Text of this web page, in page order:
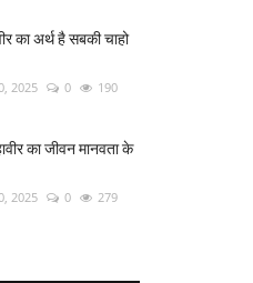
का अर्थ है सबकी चाहो
2025 0 190
का जीवन मानवता के
2025 0 279